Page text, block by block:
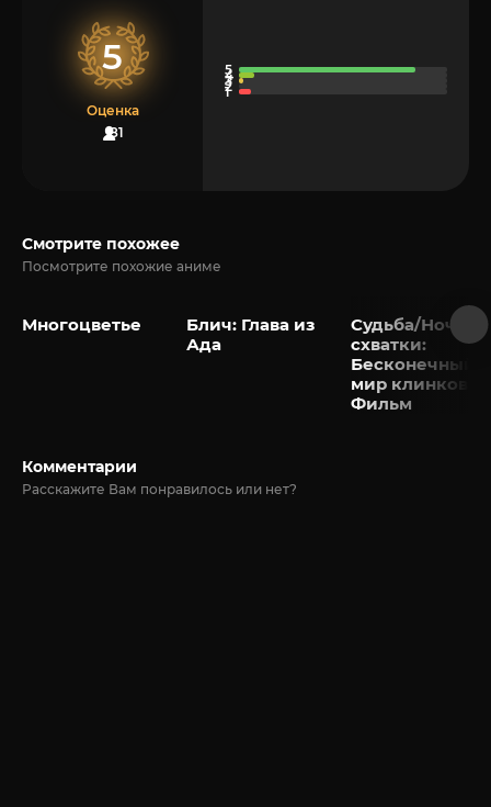
5
Оценка
81
Смотрите похожее
Посмотрите похожие аниме
Многоцветье
Блич: Глава из
Ада
Судьба/Ночь
схватки:
Бесконечный
мир клинков.
Фильм
Комментарии
Расскажите Вам понравилось или нет?